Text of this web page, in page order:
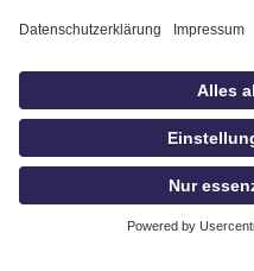
idowa.de
Privatsphäre